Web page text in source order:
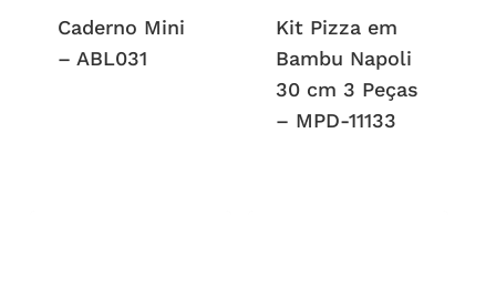
Caderno Mini
– ABL031
Kit Pizza em
Bambu Napoli
30 cm 3 Peças
– MPD-11133